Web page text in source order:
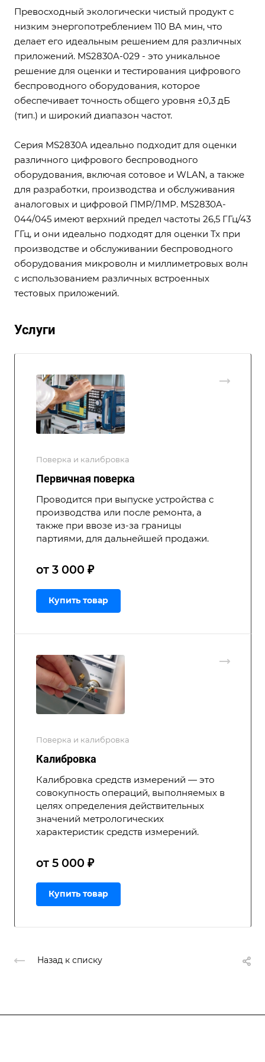
Превосходный экологически чистый продукт с
низким энергопотреблением 110 ВА мин, что
делает его идеальным решением для различных
приложений. MS2830A-029 - это уникальное
решение для оценки и тестирования цифрового
беспроводного оборудования, которое
обеспечивает точность общего уровня ±0,3 дБ
(тип.) и широкий диапазон частот.
Серия MS2830A идеально подходит для оценки
различного цифрового беспроводного
оборудования, включая сотовое и WLAN, а также
для разработки, производства и обслуживания
аналоговых и цифровой ПМР/ЛМР. MS2830A-
044/045 имеют верхний предел частоты 26,5 ГГц/43
ГГц, и они идеально подходят для оценки Tx при
производстве и обслуживании беспроводного
оборудования микроволн и миллиметровых волн
с использованием различных встроенных
тестовых приложений.
Услуги
Поверка и калибровка
Первичная поверка
Проводится при выпуске устройства с
производства или после ремонта, а
также при ввозе из-за границы
партиями, для дальнейшей продажи.
от 3 000 ₽
Купить товар
Поверка и калибровка
Калибровка
Калибровка средств измерений — это
совокупность операций, выполняемых в
целях определения действительных
значений метрологических
характеристик средств измерений.
от 5 000 ₽
Купить товар
Назад к списку